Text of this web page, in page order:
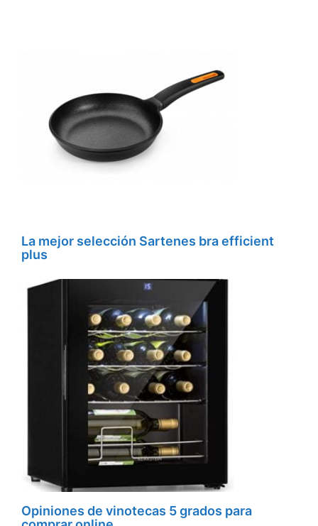
La mejor selección Sartenes bra efficient
plus
Opiniones de vinotecas 5 grados para